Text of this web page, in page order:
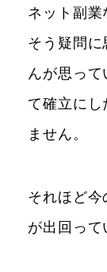
ネット副業
そう疑問に
んが思っ
て確立にし
ません。
それほど
が出回って